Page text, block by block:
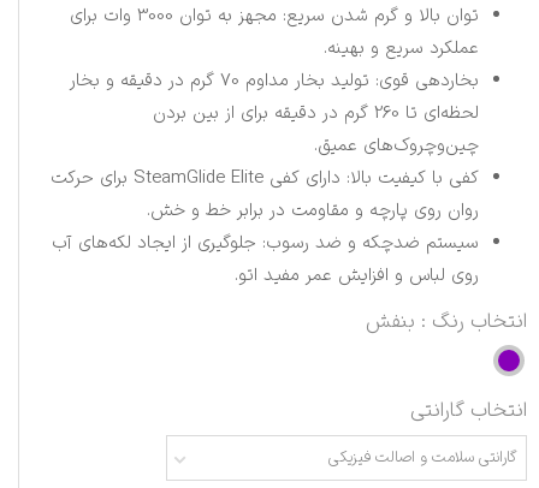
توان بالا و گرم شدن سریع: مجهز به توان 3000 وات برای
عملکرد سریع و بهینه.
بخاردهی قوی: تولید بخار مداوم 70 گرم در دقیقه و بخار
لحظه‌ای تا 260 گرم در دقیقه برای از بین بردن
چین‌وچروک‌های عمیق.
کفی با کیفیت بالا: دارای کفی SteamGlide Elite برای حرکت
روان روی پارچه و مقاومت در برابر خط و خش.
سیستم ضدچکه و ضد رسوب: جلوگیری از ایجاد لکه‌های آب
روی لباس و افزایش عمر مفید اتو.
انتخاب رنگ : بنفش
انتخاب گارانتی
گارانتی سلامت و اصالت فیزیکی